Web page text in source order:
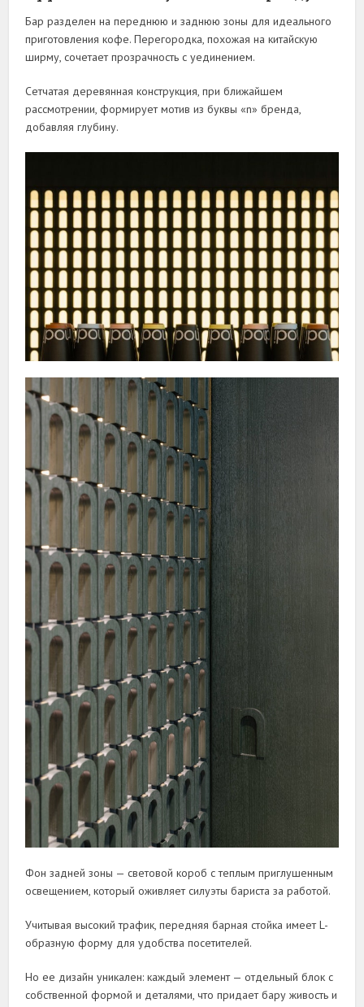
Бар разделен на переднюю и заднюю зоны для идеального
приготовления кофе. Перегородка, похожая на китайскую
ширму, сочетает прозрачность с уединением.
Сетчатая деревянная конструкция, при ближайшем
рассмотрении, формирует мотив из буквы «n» бренда,
добавляя глубину.
Фон задней зоны — световой короб с теплым приглушенным
освещением, который оживляет силуэты бариста за работой.
Учитывая высокий трафик, передняя барная стойка имеет L-
образную форму для удобства посетителей.
Но ее дизайн уникален: каждый элемент — отдельный блок с
собственной формой и деталями, что придает бару живость и